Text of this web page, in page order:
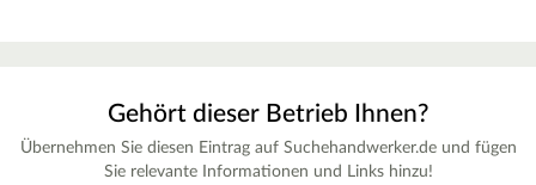
Gehört dieser Betrieb Ihnen?
Übernehmen Sie diesen Eintrag auf Suchehandwerker.de und fügen
Sie relevante Informationen und Links hinzu!